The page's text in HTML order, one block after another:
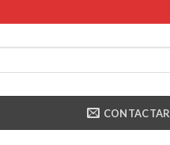
CONTACTAR